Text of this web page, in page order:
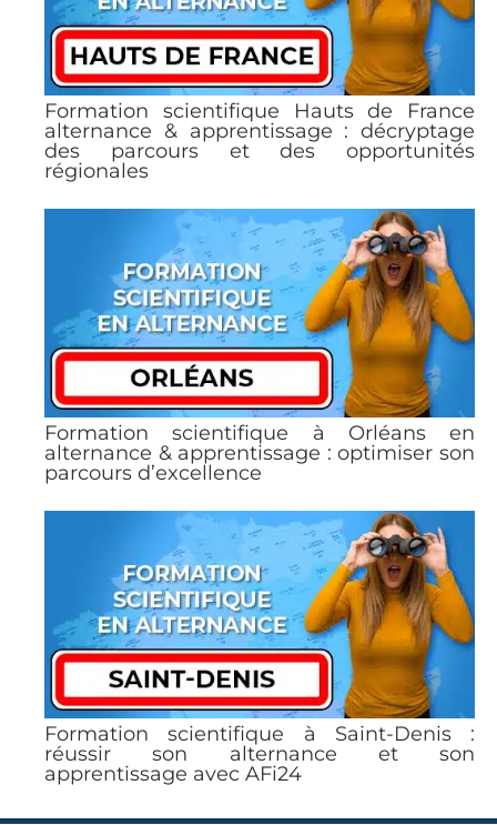
Formation scientifique Hauts de France
alternance & apprentissage : décryptage
des parcours et des opportunités
régionales
Formation scientifique à Orléans en
alternance & apprentissage : optimiser son
parcours d’excellence
Formation scientifique à Saint-Denis :
réussir son alternance et son
apprentissage avec AFi24